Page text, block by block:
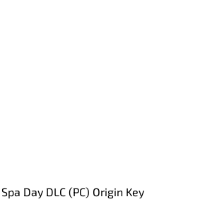
Day DLC (PC) Origin Key